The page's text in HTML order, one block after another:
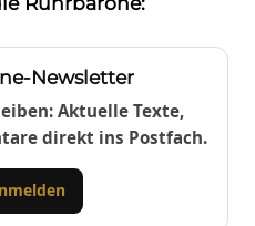
Newsletter
Aktuelle Texte,
direkt ins Postfach.